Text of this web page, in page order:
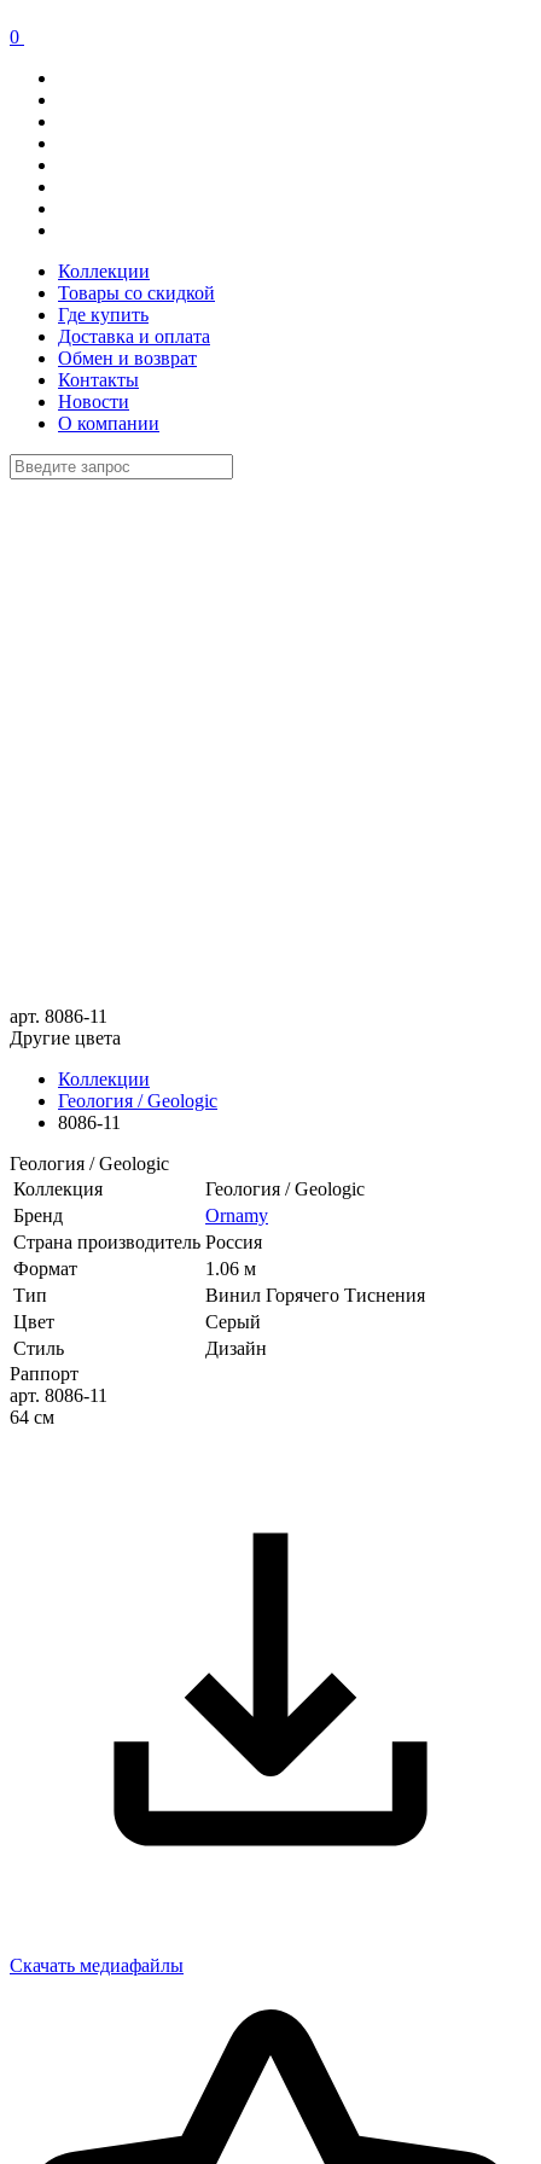
0
Коллекции
Товары со скидкой
Где купить
Доставка и оплата
Обмен и возврат
Контакты
Новости
О компании
арт. 8086-11
Другие цвета
Коллекции
Геология / Geologic
8086-11
Геология / Geologic
Коллекция
Геология / Geologic
Бренд
Ornamy
Страна производитель Россия
Формат
1.06 м
Тип
Винил Горячего Тиснения
Цвет
Серый
Стиль
Дизайн
Раппорт
арт. 8086-11
64 см
Скачать медиафайлы